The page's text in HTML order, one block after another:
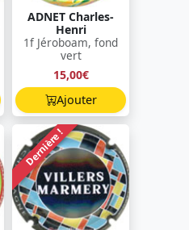
ADNET Charles-
Henri
1f Jéroboam, fond
vert
15,00€
Ajouter
Dernière !